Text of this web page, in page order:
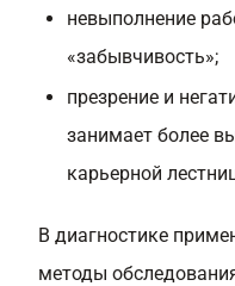
невыполнение
«забывчивость»;
презрение и
занимает более
карьерной
В диагностике
методы